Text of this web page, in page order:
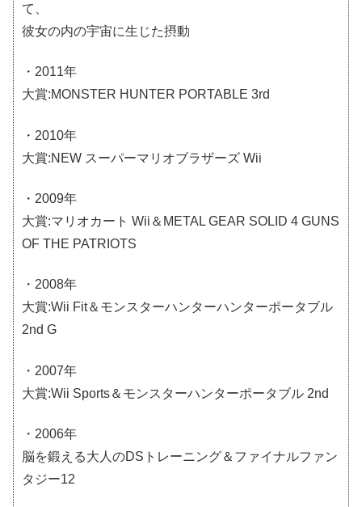
て、
彼女の内の宇宙に生じた摂動
・2011年
大賞:MONSTER HUNTER PORTABLE 3rd
・2010年
大賞:NEW スーパーマリオブラザーズ Wii
・2009年
大賞:マリオカート Wii＆METAL GEAR SOLID 4 GUNS
OF THE PATRIOTS
・2008年
大賞:Wii Fit＆モンスターハンターハンターポータブル
2nd G
・2007年
大賞:Wii Sports＆モンスターハンターポータブル 2nd
・2006年
脳を鍛える大人のDSトレーニング＆ファイナルファン
タジー12